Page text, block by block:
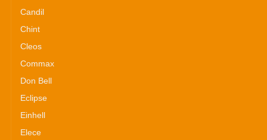
Candil
Chint
Cleos
Commax
Don Bell
Eclipse
Einhell
Elece